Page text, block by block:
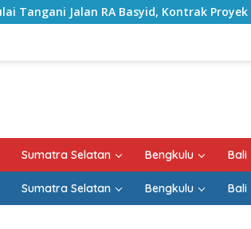
Kontrak Proyek Sudah Rampung
Sumatra Selatan Bengkulu Bali
Sumatra Selatan Bengkulu Bali